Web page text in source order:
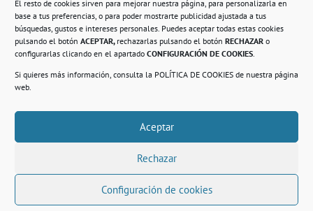
El resto de cookies sirven para mejorar nuestra página, para personalizarla en
base a tus preferencias, o para poder mostrarte publicidad ajustada a tus
búsquedas, gustos e intereses personales. Puedes aceptar todas estas cookies
pulsando el botón ACEPTAR, rechazarlas pulsando el botón RECHAZAR o
configurarlas clicando en el apartado CONFIGURACIÓN DE COOKIES.
Si quieres más información, consulta la POLÍTICA DE COOKIES de nuestra página
web.
Aceptar
Rechazar
Configuración de cookies
Política de Cookies.
© 2021. Realizado en el Centro de Rehabilitación